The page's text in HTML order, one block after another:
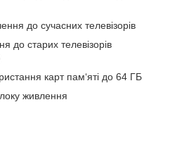
до сучасних телевізорів
до старих телевізорів
карт пам‘яті до 64 ГБ
живлення